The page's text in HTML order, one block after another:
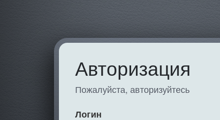
Авторизация
Пожалуйста, авторизуйтесь
Логин